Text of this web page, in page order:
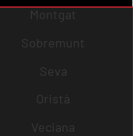
Montgat
Sobremunt
Seva
Oristà
Veciana